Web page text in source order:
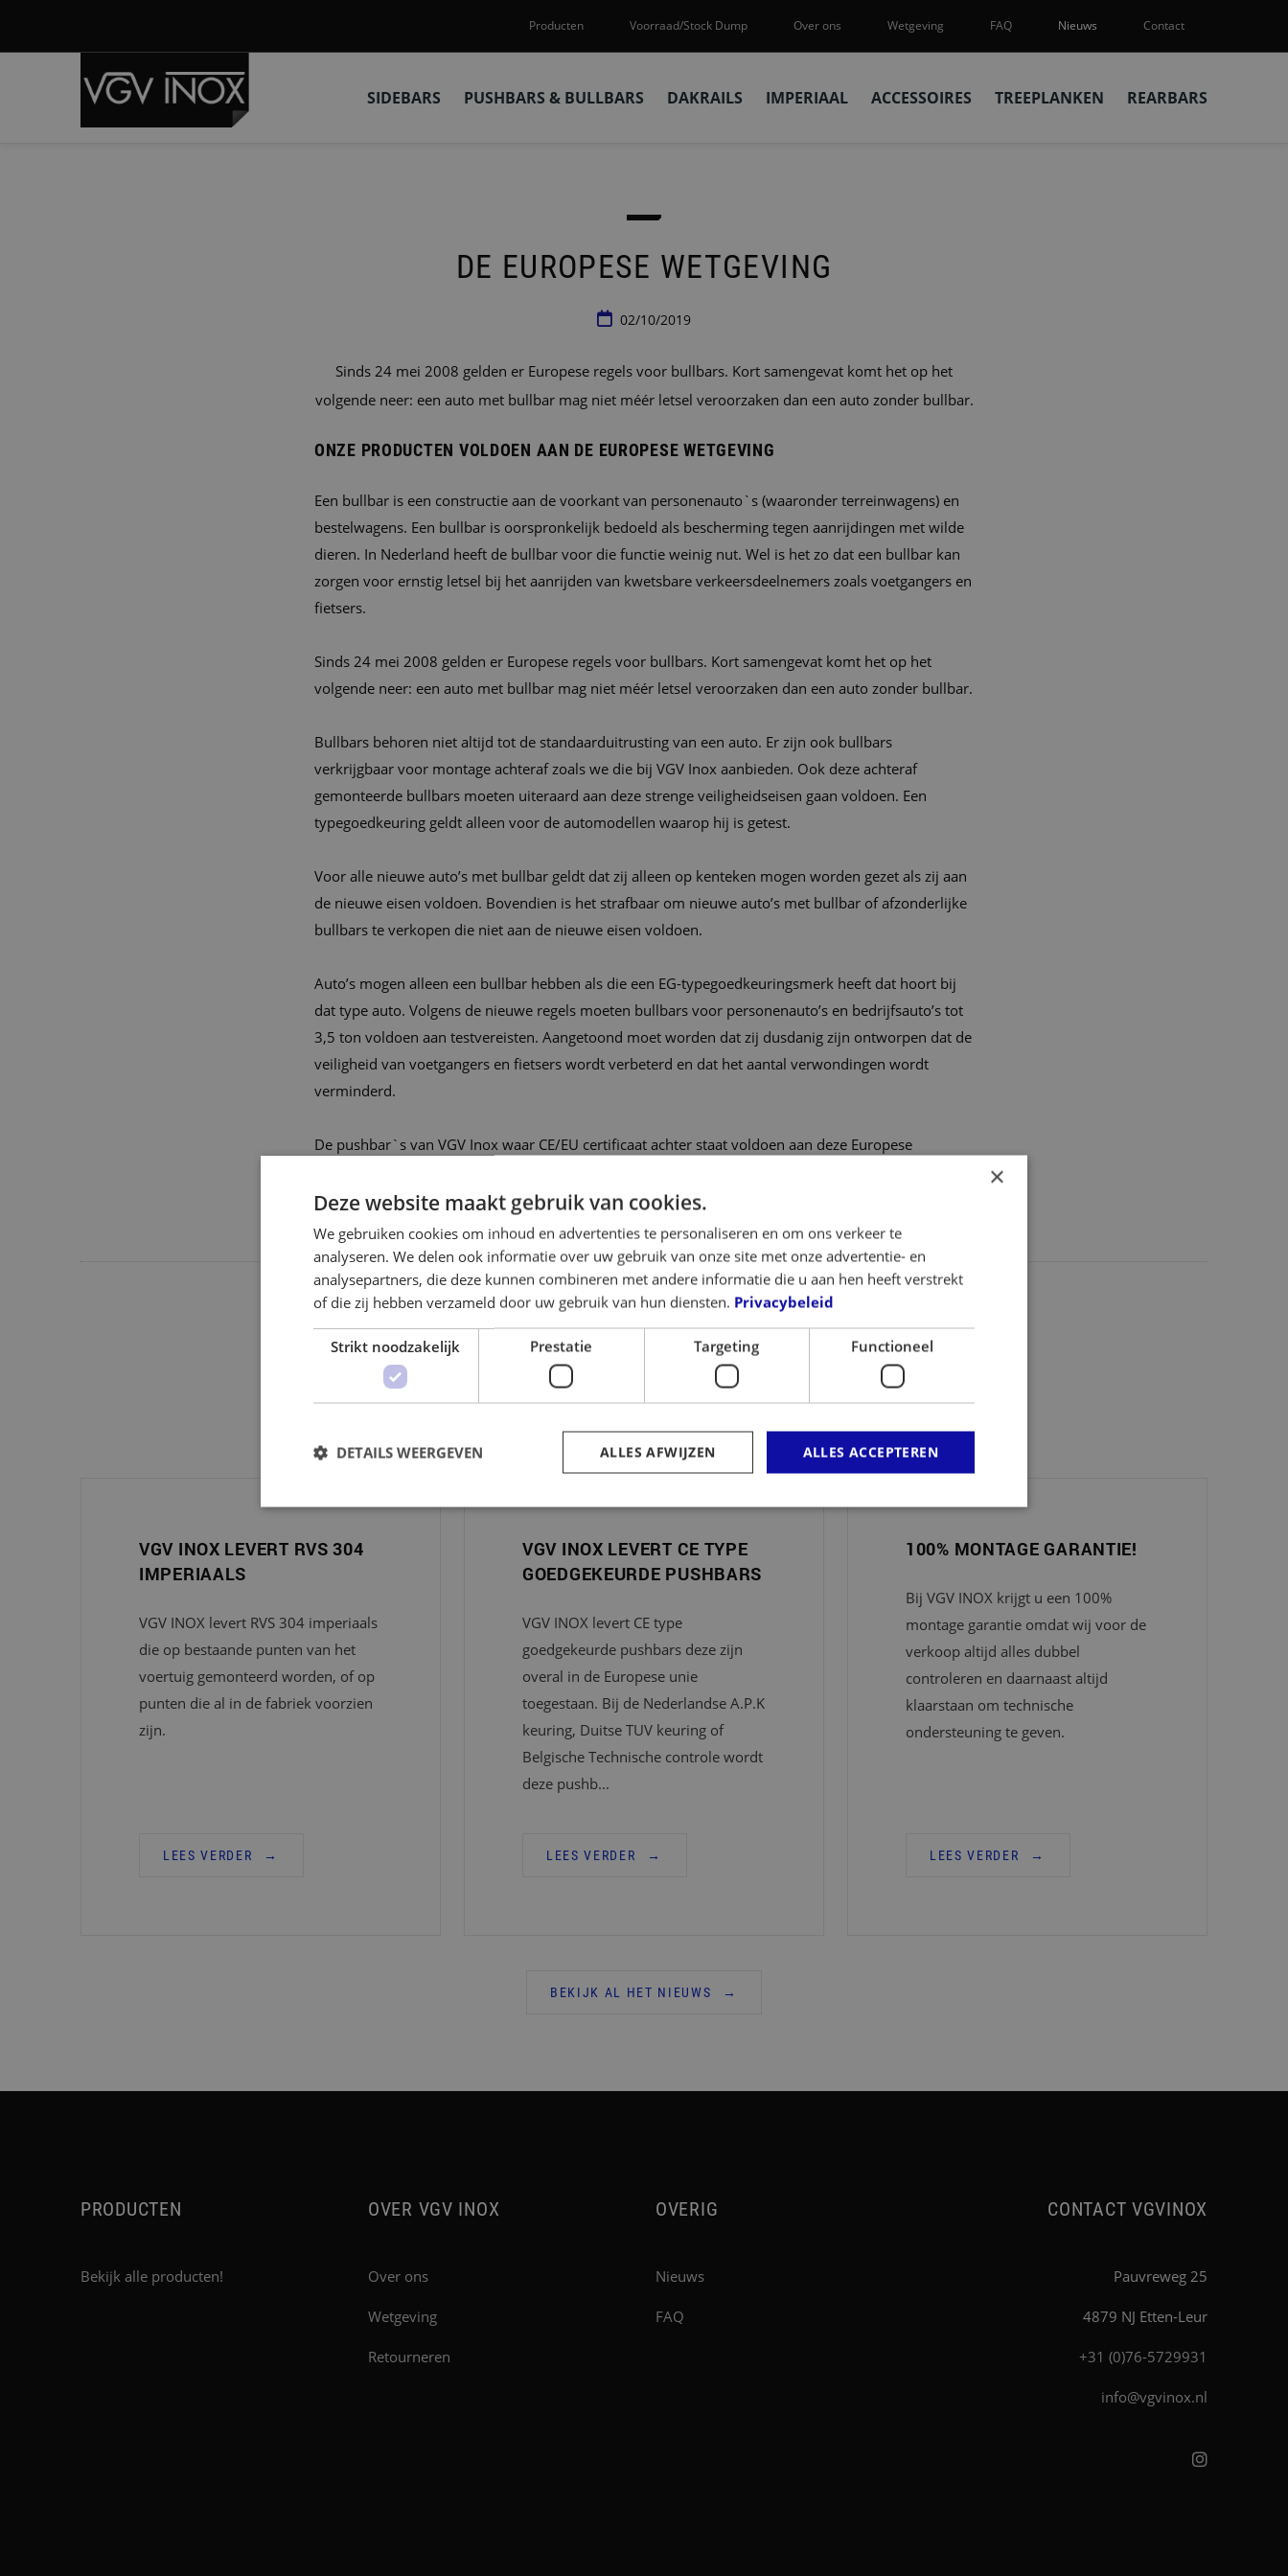
Producten Voorraad/Stock Dump Over ons Wetgeving FAQ Nieuws Contact
SIDEBARS PUSHBARS & BULLBARS DAKRAILS IMPERIAAL ACCESSOIRES TREEPLANKEN REARBARS
DE EUROPESE WETGEVING
02/10/2019
Sinds 24 mei 2008 gelden er Europese regels voor bullbars. Kort samengevat komt het op het
volgende neer: een auto met bullbar mag niet méér letsel veroorzaken dan een auto zonder bullbar.
ONZE PRODUCTEN VOLDOEN AAN DE EUROPESE WETGEVING
Een bullbar is een constructie aan de voorkant van personenauto`s (waaronder terreinwagens) en
bestelwagens. Een bullbar is oorspronkelijk bedoeld als bescherming tegen aanrijdingen met wilde
dieren. In Nederland heeft de bullbar voor die functie weinig nut. Wel is het zo dat een bullbar kan
zorgen voor ernstig letsel bij het aanrijden van kwetsbare verkeersdeelnemers zoals voetgangers en
fietsers.
Sinds 24 mei 2008 gelden er Europese regels voor bullbars. Kort samengevat komt het op het
volgende neer: een auto met bullbar mag niet méér letsel veroorzaken dan een auto zonder bullbar.
Bullbars behoren niet altijd tot de standaarduitrusting van een auto. Er zijn ook bullbars
verkrijgbaar voor montage achteraf zoals we die bij VGV Inox aanbieden. Ook deze achteraf
gemonteerde bullbars moeten uiteraard aan deze strenge veiligheidseisen gaan voldoen. Een
typegoedkeuring geldt alleen voor de automodellen waarop hij is getest.
Voor alle nieuwe auto’s met bullbar geldt dat zij alleen op kenteken mogen worden gezet als zij aan
de nieuwe eisen voldoen. Bovendien is het strafbaar om nieuwe auto’s met bullbar of afzonderlijke
bullbars te verkopen die niet aan de nieuwe eisen voldoen.
Auto’s mogen alleen een bullbar hebben als die een EG-typegoedkeuringsmerk heeft dat hoort bij
dat type auto. Volgens de nieuwe regels moeten bullbars voor personenauto’s en bedrijfsauto’s tot
3,5 ton voldoen aan testvereisten. Aangetoond moet worden dat zij dusdanig zijn ontworpen dat de
veiligheid van voetgangers en fietsers wordt verbeterd en dat het aantal verwondingen wordt
verminderd.
De pushbar`s van VGV Inox waar CE/EU certificaat achter staat voldoen aan deze Europese
MEER NIEUWS
VGV INOX LEVERT RVS 304
IMPERIAALS
VGV INOX levert RVS 304 imperiaals
die op bestaande punten van het
voertuig gemonteerd worden, of op
punten die al in de fabriek voorzien
zijn.
LEES VERDER
VGV INOX LEVERT CE TYPE
GOEDGEKEURDE PUSHBARS
VGV INOX levert CE type
goedgekeurde pushbars deze zijn
overal in de Europese unie
toegestaan. Bij de Nederlandse A.P.K
keuring, Duitse TUV keuring of
Belgische Technische controle wordt
deze pushb...
LEES VERDER
100% MONTAGE GARANTIE!
Bij VGV INOX krijgt u een 100%
montage garantie omdat wij voor de
verkoop altijd alles dubbel
controleren en daarnaast altijd
klaarstaan om technische
ondersteuning te geven.
LEES VERDER
BEKIJK AL HET NIEUWS
PRODUCTEN
Bekijk alle producten!
OVER VGV INOX
Over ons
Wetgeving
Retourneren
OVERIG
Nieuws
FAQ
CONTACT VGVINOX
Pauvreweg 25
4879 NJ Etten-Leur
+31 (0)76-5729931
info@vgvinox.nl
×
Deze website maakt gebruik van cookies.
We gebruiken cookies om inhoud en advertenties te personaliseren en om ons verkeer te
analyseren. We delen ook informatie over uw gebruik van onze site met onze advertentie- en
analysepartners, die deze kunnen combineren met andere informatie die u aan hen heeft verstrekt
of die zij hebben verzameld door uw gebruik van hun diensten. Privacybeleid
Strikt noodzakelijk Prestatie Targeting Functioneel
ALLES ACCEPTEREN
ALLES AFWIJZEN
DETAILS WEERGEVEN